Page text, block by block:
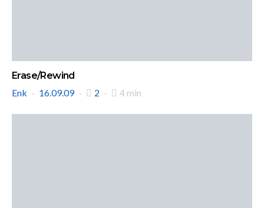
Erase/Rewind
Enk
16.09.09 2 4 min